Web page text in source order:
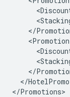
<
<
</
<Promotion
<
<
</
</
</Promotions